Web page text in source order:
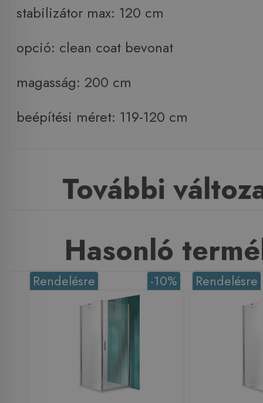
stabilizátor max: 120 cm
opció: clean coat bevonat
magasság: 200 cm
beépítési méret: 119-120 cm
További
Hasonló
-10%
Rendelésre Rendelésre